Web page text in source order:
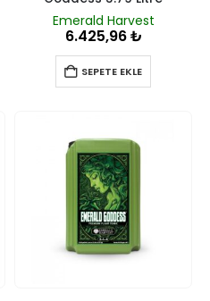
Emerald Harvest
6.425,96₺
SEPETE EKLE